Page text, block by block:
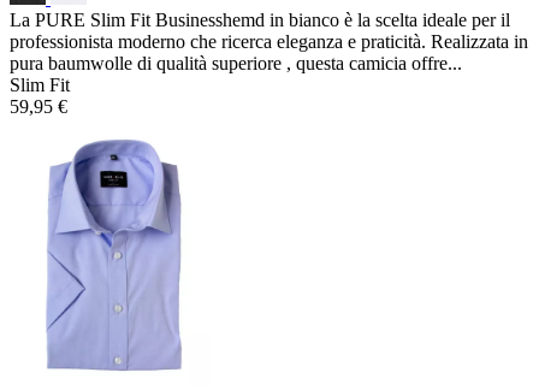
La PURE Slim Fit Businesshemd in bianco è la scelta ideale per il
professionista moderno che ricerca eleganza e praticità. Realizzata in
pura baumwolle di qualità superiore , questa camicia offre...
Slim Fit
59,95 €